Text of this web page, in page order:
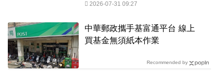
2026-07-31 09:27
中華郵政攜手基富通平台 線上
買基金無須紙本作業
Recommended by